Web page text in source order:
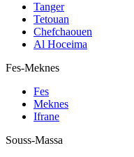
Tanger
Tetouan
Chefchaouen
Al Hoceima
Fes-Meknes
Fes
Meknes
Ifrane
Souss-Massa